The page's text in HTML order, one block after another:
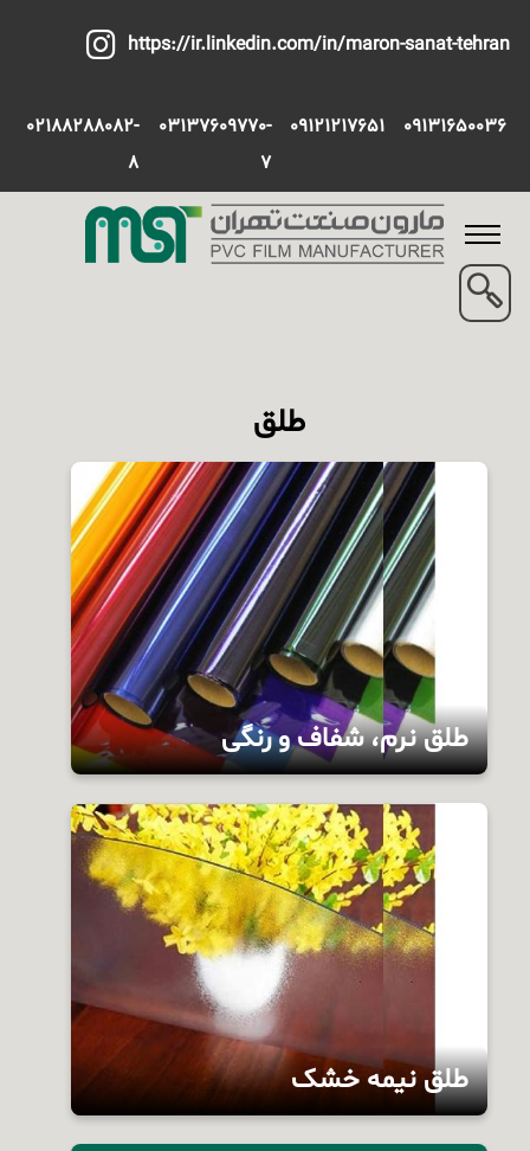
https://ir.linkedin.com/in/maron-sanat-tehran
09131650036
09121217651
03137609770-
7
02188288082-
8
طلق
طلق نرم، شفاف و رنگی
عرض دو متر به طول‌های 50 و 100 یاردی با
فرمول‌های 50 الی 500 میکرون قابل تولید می‌باشد.
طلق نیمه خشک